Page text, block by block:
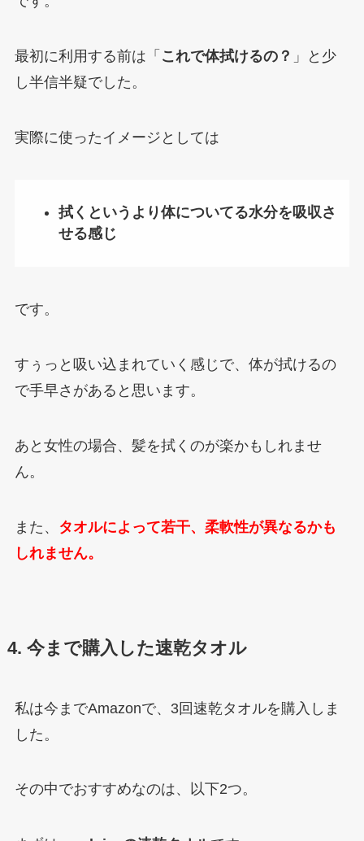
最初に利用する前は「 これで体拭けるの？ 」と少
し半信半疑でした。
実際に使ったイメージとしては
拭くというより体についてる水分を吸収さ
せる感じ
です。
すぅっと吸い込まれていく感じで、体が拭けるの
で手早さがあると思います。
あと女性の場合、髪を拭くのが楽かもしれませ
ん。
また、
タオルによって若干、柔軟性が異なるかも
しれません。
4. 今まで購入した速乾タオル
私は今までAmazonで、3回速乾タオルを購入しま
した。
その中でおすすめなのは、以下2つ。